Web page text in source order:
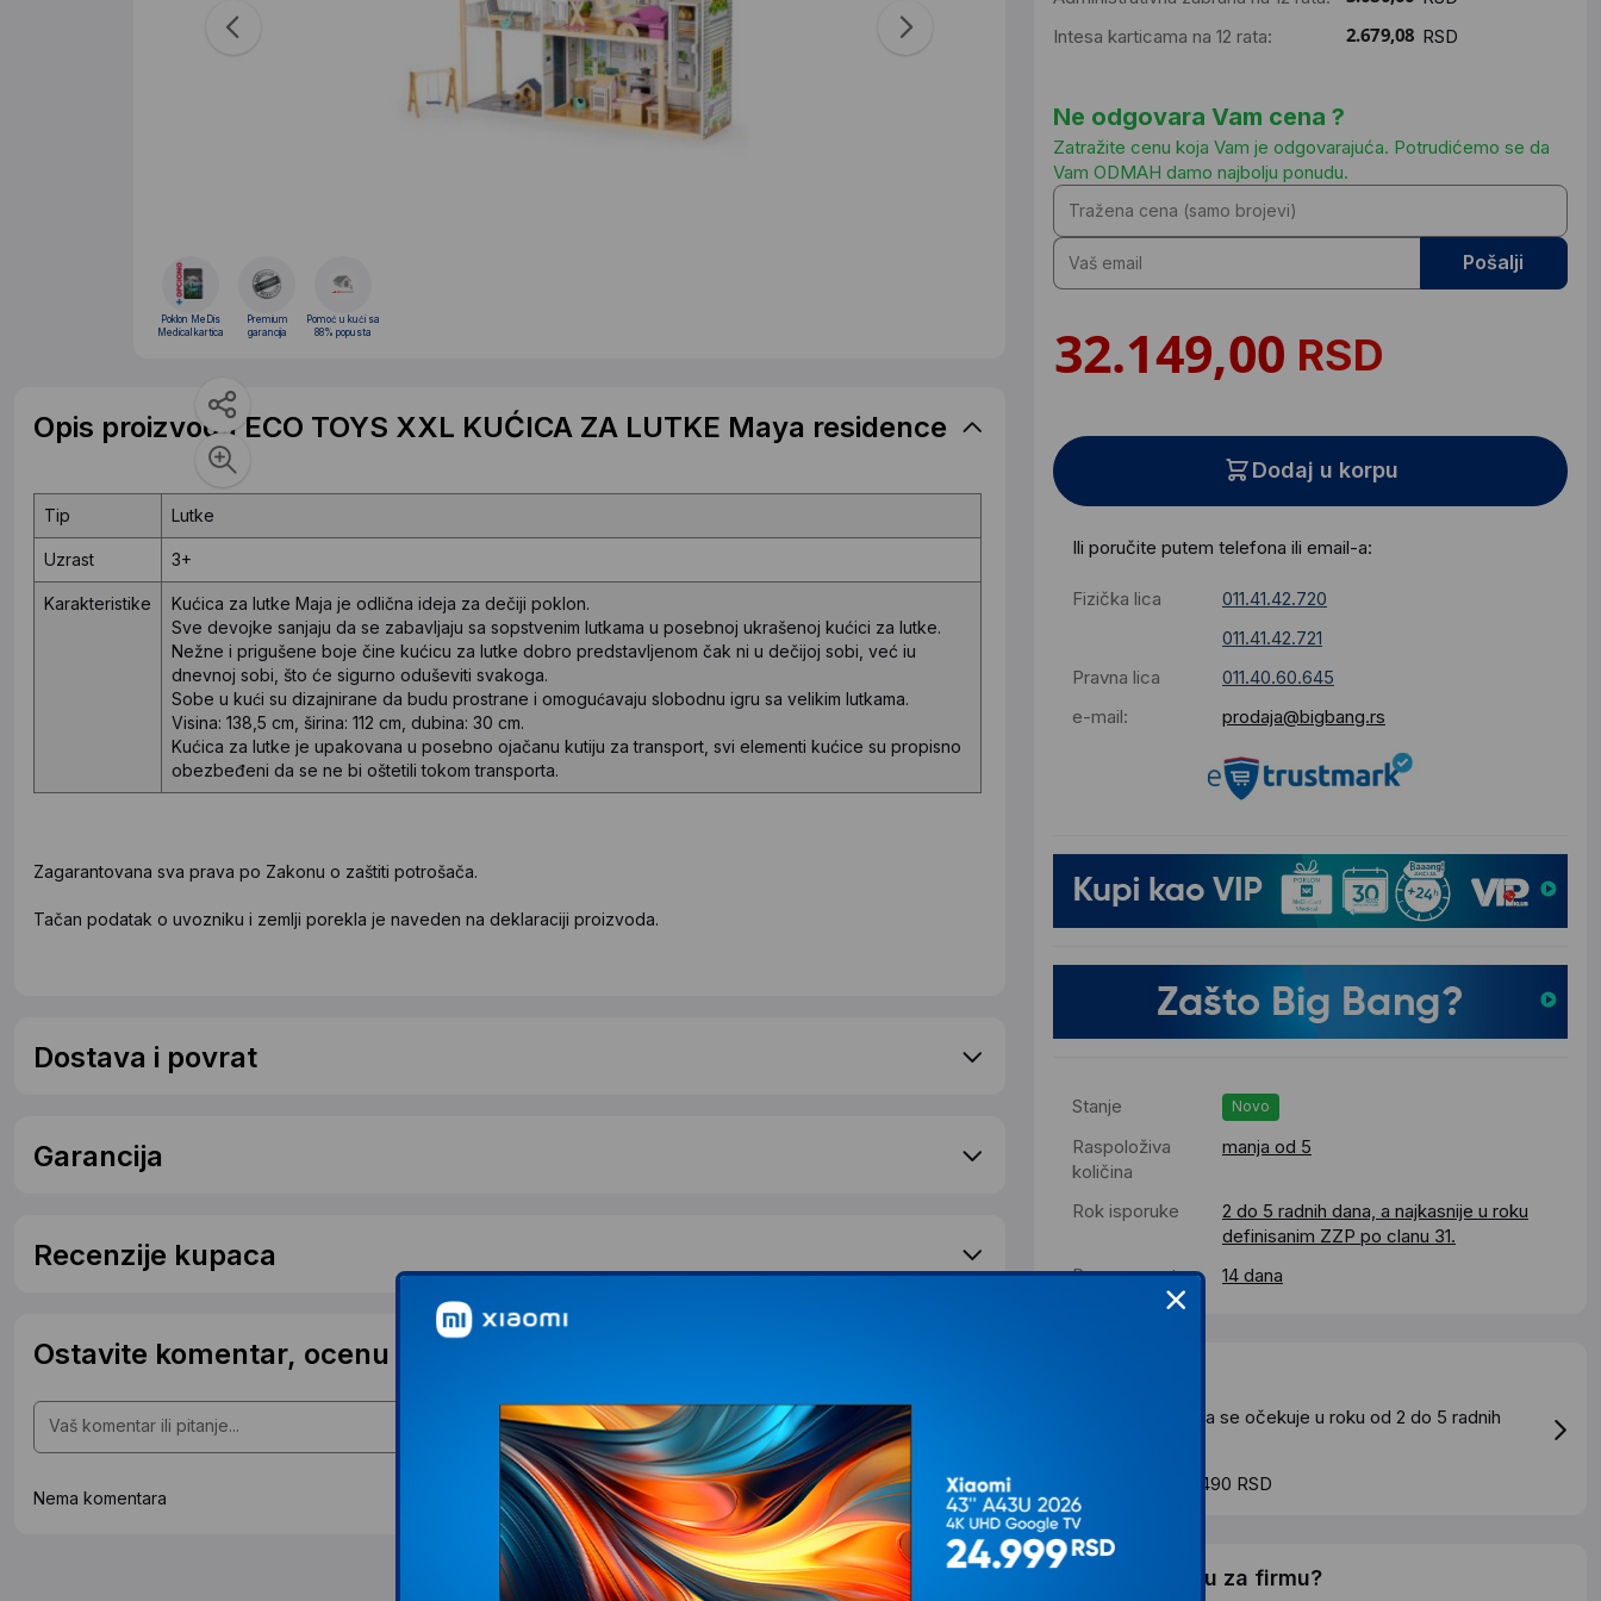
Intesa karticama na 12 rata:
RSD
Ne odgovara Vam cena ?
Zatražite cenu koja Vam je odgovarajuća. Potrudićemo se da
Vam ODMAH damo najbolju ponudu.
Pošalji
RSD
Dodaj u korpu
Ili poručite putem telefona ili email-a:
Fizička lica
011.41.42.720
011.41.42.721
Pravna lica
011.40.60.645
e-mail:
prodaja@bigbang.rs
Stanje Novo
Raspoloživa
količina
manja od 5
Rok isporuke
2 do 5 radnih dana, a najkasnije u roku
definisanim ZZP po clanu 31.
Pravo povrata
14 dana
Standardna dostava se očekuje u roku od 2 do 5 radnih
Troskovi dostave 490 RSD
Želite li ponudu za firmu?
Poklon MeDis
Medical kartica
Premium
garancija
Pomoć u kući sa
88% popusta
Opis proizvoda ECO TOYS XXL KUĆICA ZA LUTKE Maya residence
Tip Lutke
Uzrast 3+
Karakteristike
Kućica za lutke Maja je odlična ideja za dečiji poklon.
Sve devojke sanjaju da se zabavljaju sa sopstvenim lutkama u posebnoj ukrašenoj kućici za lutke.
Nežne i prigušene boje čine kućicu za lutke dobro predstavljenom čak ni u dečijoj sobi, već iu
dnevnoj sobi, što će sigurno oduševiti svakoga.
Sobe u kući su dizajnirane da budu prostrane i omogućavaju slobodnu igru sa velikim lutkama.
Visina: 138,5 cm, širina: 112 cm, dubina: 30 cm.
Kućica za lutke je upakovana u posebno ojačanu kutiju za transport, svi elementi kućice su propisno
obezbeđeni da se ne bi oštetili tokom transporta.
Zagarantovana sva prava po Zakonu o zaštiti potrošača.
Tačan podatak o uvozniku i zemlji porekla je naveden na deklaraciji proizvoda.
Dostava i povrat
Garancija
Recenzije kupaca
Ostavite komentar, ocenu ili postavite pitanje
Nema komentara